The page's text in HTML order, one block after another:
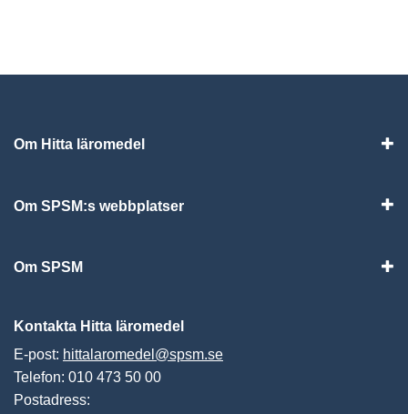
Om Hitta läromedel
Om SPSM:s webbplatser
Om SPSM
Kontakta Hitta läromedel
E-post: hittalaromedel@spsm.se
Telefon: 010 473 50 00
Postadress: